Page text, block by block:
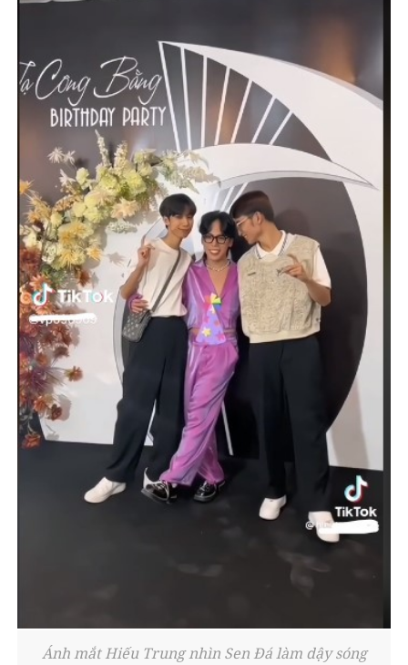
Ánh mắt Hiếu Trung nhìn Sen Đá làm dậy sóng